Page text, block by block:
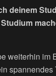
deinem
weiterhin im